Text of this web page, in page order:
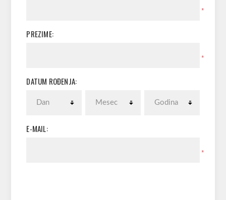
*
PREZIME:
*
DATUM ROĐENJA:
E-MAIL:
*